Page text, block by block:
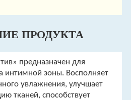
ПРОДУКТА
предназначен для
интимной зоны. Восполняет
увлажнения, улучшает
тканей, способствует